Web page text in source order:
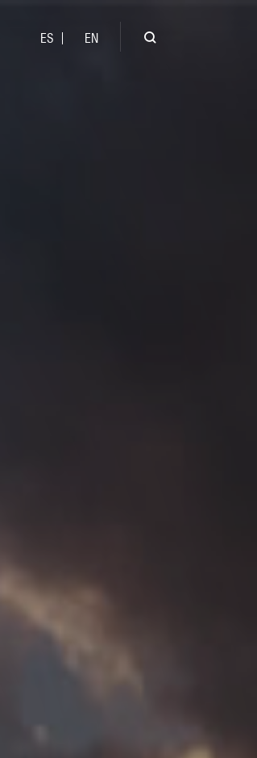
ES EN